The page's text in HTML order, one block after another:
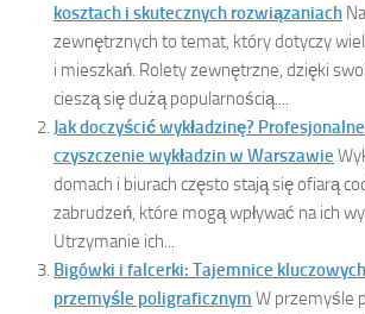
kosztach i skutecznych rozwiązaniach
zewnętrznych to temat, który dotyczy
i mieszkań. Rolety zewnętrzne, dzięki
cieszą się dużą popularnością....
Jak doczyścić wykładzinę?
czyszczenie wykładzin w Warszawie
domach i biurach często stają się ofiarą
zabrudzeń, które mogą wpływać na ich
Utrzymanie ich...
Bigówki i falcerki: Tajemnice
przemyśle poligraficznym W przemyśle